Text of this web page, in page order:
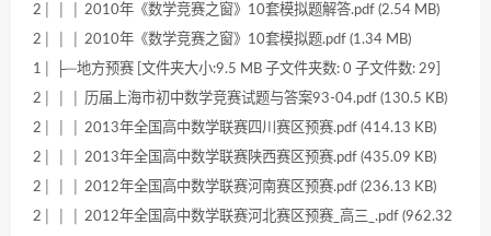
2│ │ │ 2010年《数学竞赛之窗》10套模拟题解答.pdf (2.54 MB)
2│ │ │ 2010年《数学竞赛之窗》10套模拟题.pdf (1.34 MB)
1│ ├─地方预赛 [文件夹大小:9.5 MB 子文件夹数: 0 子文件数: 29]
2│ │ │ 历届上海市初中数学竞赛试题与答案93-04.pdf (130.5 KB)
2│ │ │ 2013年全国高中数学联赛四川赛区预赛.pdf (414.13 KB)
2│ │ │ 2013年全国高中数学联赛陕西赛区预赛.pdf (435.09 KB)
2│ │ │ 2012年全国高中数学联赛河南赛区预赛.pdf (236.13 KB)
2│ │ │ 2012年全国高中数学联赛河北赛区预赛_高三_.pdf (962.32